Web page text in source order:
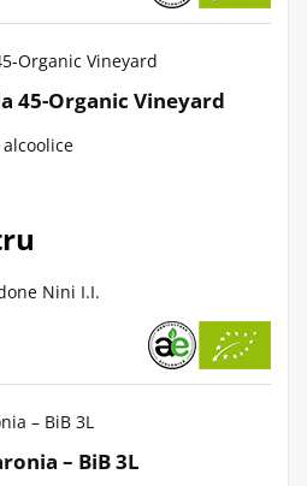
45-Organic Vineyard
Nini I.I.
– BiB 3L